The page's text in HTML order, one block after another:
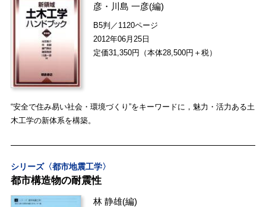
彦 ・ 川島 一彦(編)
B5判／1120ページ
2012年06月25日
定価31,350円（本体28,500円＋税）
“安全で住み易い社会・環境づくり”をキーワードに，魅力・活力ある土
木工学の新体系を構築。
シリーズ〈都市地震工学〉
都市構造物の耐震性
林 静雄(編)